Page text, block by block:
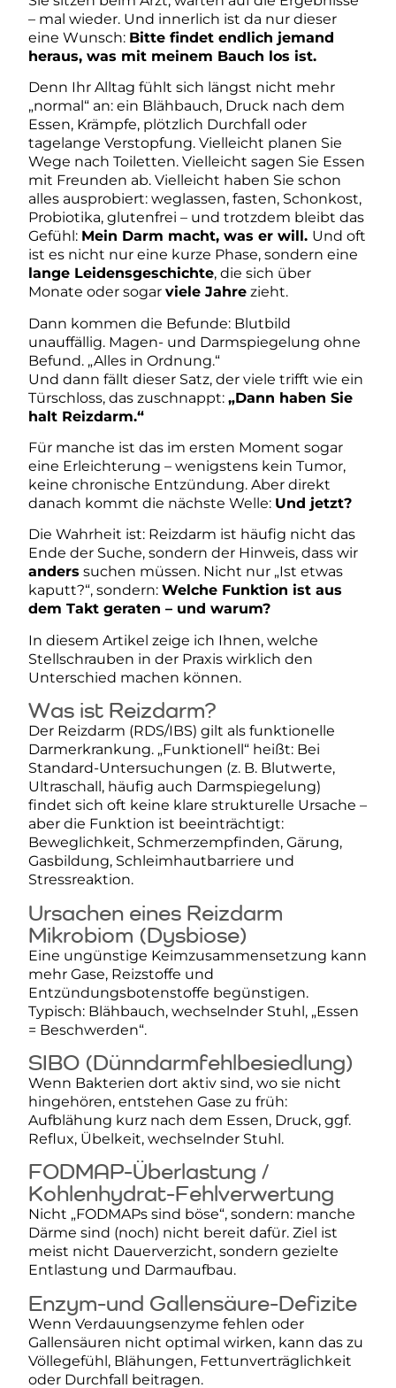
– mal wieder. Und innerlich ist da nur dieser
eine Wunsch: Bitte findet endlich jemand
heraus, was mit meinem Bauch los ist.
Denn Ihr Alltag fühlt sich längst nicht mehr
„normal“ an: ein Blähbauch, Druck nach dem
Essen, Krämpfe, plötzlich Durchfall oder
tagelange Verstopfung. Vielleicht planen Sie
Wege nach Toiletten. Vielleicht sagen Sie Essen
mit Freunden ab. Vielleicht haben Sie schon
alles ausprobiert: weglassen, fasten, Schonkost,
Probiotika, glutenfrei – und trotzdem bleibt das
Gefühl: Mein Darm macht, was er will. Und oft
ist es nicht nur eine kurze Phase, sondern eine
lange Leidensgeschichte, die sich über
Monate oder sogarviele Jahre zieht.
Dann kommen die Befunde: Blutbild
unauffällig. Magen- und Darmspiegelung ohne
Befund. „Alles in Ordnung.“
Und dann fällt dieser Satz, der viele trifft wie ein
Türschloss, das zuschnappt:„Dann haben Sie
halt Reizdarm.“
Für manche ist das im ersten Moment sogar
eine Erleichterung – wenigstens kein Tumor,
keine chronische Entzündung. Aber direkt
danach kommt die nächste Welle: Und jetzt?
Die Wahrheit ist: Reizdarm ist häufig nicht das
Ende der Suche, sondern der Hinweis, dass wir
anders suchen müssen. Nicht nur „Ist etwas
kaputt?“, sondern:Welche Funktion ist aus
dem Takt geraten – und warum?
In diesem Artikel zeige ich Ihnen, welche
Stellschrauben in der Praxis wirklich den
Unterschied machen können.
Was ist Reizdarm?
Der Reizdarm (RDS/IBS) gilt als funktionelle
Darmerkrankung. „Funktionell“ heißt: Bei
Standard-Untersuchungen (z. B. Blutwerte,
Ultraschall, häufig auch Darmspiegelung)
findet sich oft keine klare strukturelle Ursache –
aber die Funktion ist beeinträchtigt:
Beweglichkeit, Schmerzempfinden, Gärung,
Gasbildung, Schleimhautbarriere und
Stressreaktion.
Ursachen eines Reizdarm
Mikrobiom (Dysbiose)
Eine ungünstige Keimzusammensetzung kann
mehr Gase, Reizstoffe und
Entzündungsbotenstoffe begünstigen.
Typisch: Blähbauch, wechselnder Stuhl, „Essen
= Beschwerden“.
SIBO (Dünndarmfehlbesiedlung)
Wenn Bakterien dort aktiv sind, wo sie nicht
hingehören, entstehen Gase zu früh:
Aufblähung kurz nach dem Essen, Druck, ggf.
Reflux, Übelkeit, wechselnder Stuhl.
FODMAP-Überlastung /
Kohlenhydrat-Fehlverwertung
Nicht „FODMAPs sind böse“, sondern: manche
Därme sind (noch) nicht bereit dafür. Ziel ist
meist nicht Dauerverzicht, sondern gezielte
Entlastung und Darmaufbau.
Enzym-und Gallensäure-Defizite
Wenn Verdauungsenzyme fehlen oder
Gallensäuren nicht optimal wirken, kann das zu
Völlegefühl, Blähungen, Fettunverträglichkeit
oder Durchfall beitragen.